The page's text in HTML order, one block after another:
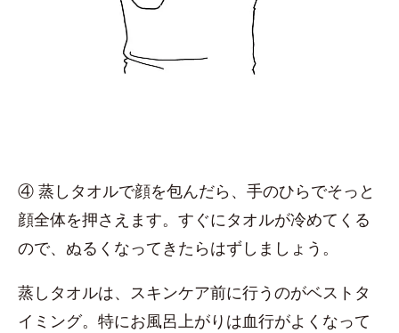
④ 蒸しタオルで顔を包んだら、手のひらでそっと
顔全体を押さえます。すぐにタオルが冷めてくる
ので、ぬるくなってきたらはずしましょう。
蒸しタオルは、スキンケア前に行うのがベストタ
イミング。特にお風呂上がりは血行がよくなって